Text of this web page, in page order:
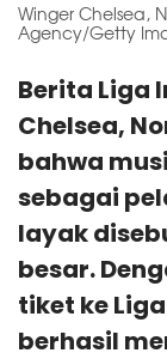
Winger Chelsea,
Agency/Getty
Berita Liga
Chelsea,
bahwa
sebagai
layak
besar.
tiket ke
berhasil